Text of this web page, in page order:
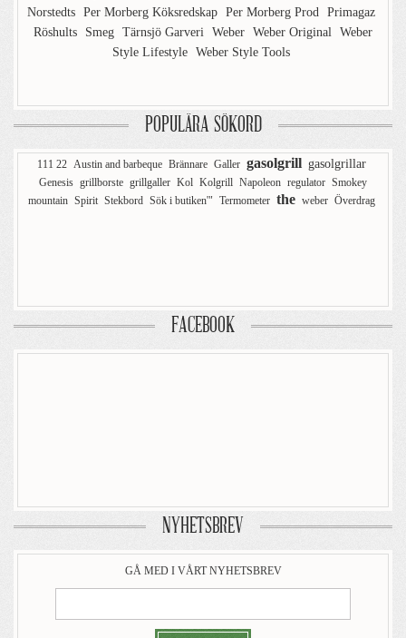
Norstedts Per Morberg Köksredskap Per Morberg Prod Primagaz
Röshults
Smeg Tärnsjö Garveri Weber Weber Original Weber
Style Lifestyle Weber Style Tools
POPULÄRA SÖKORD
111 22 Austin and barbeque Brännare Galler gasolgrill gasolgrillar
Genesis grillborste grillgaller Kol Kolgrill Napoleon regulator Smokey
mountain Spirit Stekbord Sök i butiken'" Termometer the weber Överdrag
FACEBOOK
NYHETSBREV
GÅ MED I VÅRT NYHETSBREV